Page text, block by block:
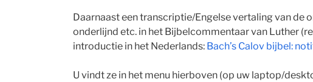
Daarnaast een transcriptie/Engelse vertaling van de
onderlijnd etc. in het Bijbelcommentaar van Luther
introductie in het Nederlands: Bach’s Calov bijbel:
U vindt ze in het menu hierboven (op uw laptop/